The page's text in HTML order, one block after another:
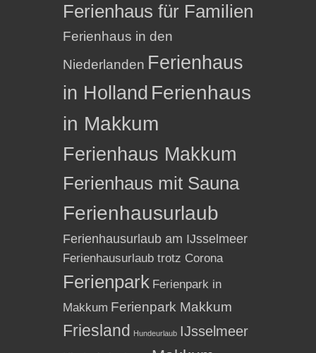
Ferienhaus für Familien
Ferienhaus in den
Niederlanden Ferienhaus
in Holland Ferienhaus
in Makkum
Ferienhaus Makkum
Ferienhaus mit Sauna
Ferienhausurlaub
Ferienhausurlaub am IJsselmeer
Ferienhausurlaub trotz Corona
Ferienpark Ferienpark in
Makkum Ferienpark Makkum
Friesland Hundeurlaub IJsselmeer